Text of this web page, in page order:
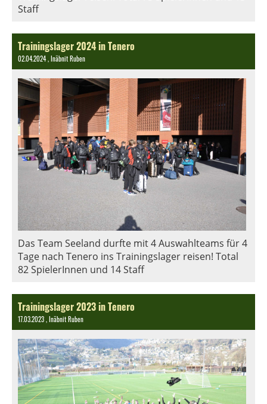
Staff
Trainingslager 2024 in Tenero
02.04.2024, Inäbnit Ruben
Das Team Seeland durfte mit 4 Auswahlteams für 4
Tage nach Tenero ins Trainingslager reisen! Total
82 SpielerInnen und 14 Staff
Trainingslager 2023 in Tenero
17.03.2023, Inäbnit Ruben